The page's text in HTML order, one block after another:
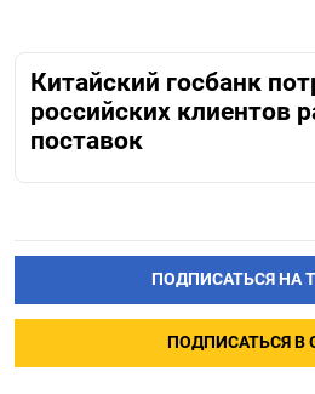
Китайский госбанк
российских клиентов
поставок
ПОДПИСАТЬСЯ НА
ПОДПИСАТЬСЯ В